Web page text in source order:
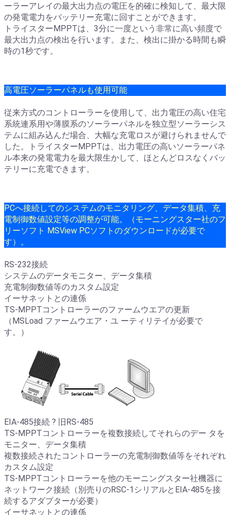
ーラーアレイの最大出力点の電圧を的確に検知して、最大限
の発電電力をバッテリー充電に回すことができます。
トライスターMPPTは、3分に一度という非常に高い頻度で
最大出力点の検出を行います。また、検出に掛かる時間も瞬
時の1秒です。
高電圧ソーラーパネルも使用可能
従来方式のコントローラーを使用して、出力電圧の高い住宅
系統連系用や薄膜系のソーラーパネルを独立型ソーラーシス
テムに組み込んだ場合、大幅な充電ロスが避けられませんで
した。トライスターMPPTは、出力電圧の高いソーラーパネ
ル本来の発電電力を最大限生かして、ほとんどロスなくバッ
テリーに充電できます。
PCへ接続してのシステムのモニタリング、データ集積、充
電制御数値設定等の調整が可能。（モーニングスター社のフ
リーソフト MSView PCソフトのダウンロードが必要で
す）。
RS-232接続
システムのデータモニター、データ集積
充電制御数値等のカスタム設定
イーサネットとの連係
TS-MPPTコントローラーのファームウエアの更新
（MSLoad ファームウエア・ユ ーティリテイが必要で
す。）
EIA-485接続 ? 旧RS-485
TS-MPPTコントローラーを複数接続してそれらのデー タを
モニター、データ集積
複数接続されたコントローラーの充電制御数値等をそれぞれ
カスタム設定
TS-MPPTコントローラーを他のモーニングスター社機器に
ネットワーク接続（別売りのRSC-1シリアルとEIA-485を接
続するアダプターが必要）
イーサネットとの連係